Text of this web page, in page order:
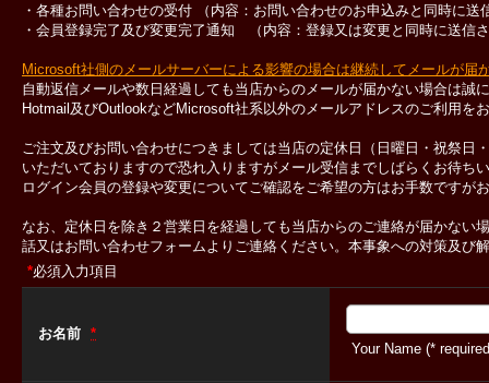
・各種お問い合わせの受付 （内容：お問い合わせのお申込みと同時に送
・会員登録完了及び変更完了通知 （内容：登録又は変更と同時に送信
Microsoft社側のメールサーバーによる影響の場合は継続してメールが届
自動返信メールや数日経過しても当店からのメールが届かない場合は誠
Hotmail及びOutlookなどMicrosoft社系以外のメールアドレスのご利用を
ご注文及びお問い合わせにつきましては当店の定休日（日曜日・祝祭
いただいておりますので恐れ入りますがメール受信までしばらくお待ち
ログイン会員の登録や変更についてご確認をご希望の方はお手数ですが
なお、定休日を除き２営業日を経過しても当店からのご連絡が届かな
話又はお問い合わせフォームよりご連絡ください。本事象への対策及
*必須入力項目
お名前 *
Your Name (*